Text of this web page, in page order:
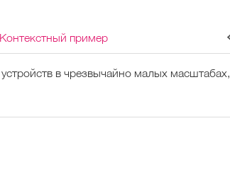
Контекстный пример
в чрезвычайно малых масштабах,